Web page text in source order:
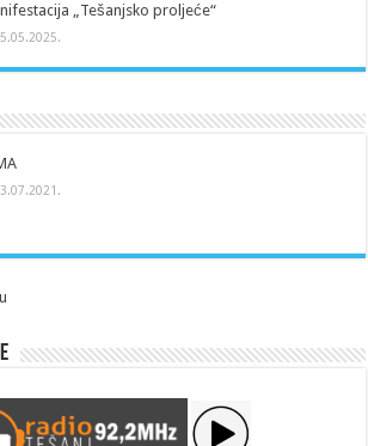
„Tešanjsko proljeće“